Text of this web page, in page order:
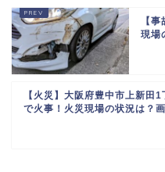
【
現場
【火災】大阪府豊中市上新田1
で火事！火災現場の状況は？